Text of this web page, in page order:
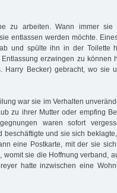
zu arbeiten. Wann immer sie
entlassen werden möchte.
und spülte ihn in der Toilette
erzwingen zu können
Becker) gebracht, wo sie
war sie im Verhalten
zu ihrer Mutter oder empfing
waren sofort
beschäftigte und sie sich
eine Postkarte, mit der sie
womit sie die Hoffnung verband,
hatte inzwischen eine